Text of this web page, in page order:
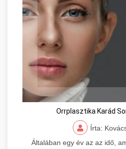
Orrplasztika Karád
Írta:
Általában egy év az az idő,